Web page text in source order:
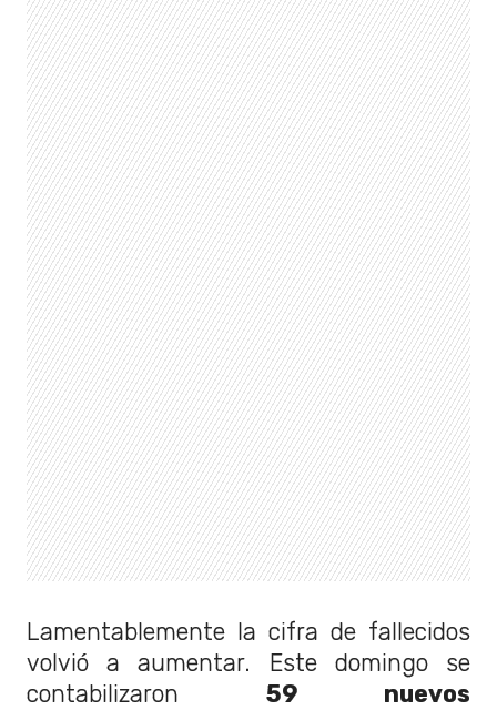
Lamentablemente la cifra de fallecidos
volvió a aumentar. Este domingo se
contabilizaron 59 nuevos